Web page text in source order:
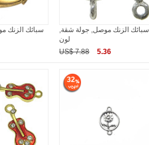
سبائك الزنك
سبائك الزنك موصل, جولة شقة,
لون
US$ 7.88
5.36
32